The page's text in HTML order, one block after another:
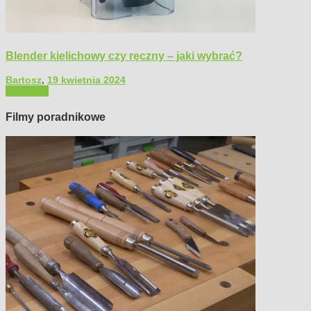
Blender kielichowy czy ręczny – jaki wybrać?
Bartosz, 19 kwietnia 2024
Filmy poradnikowe